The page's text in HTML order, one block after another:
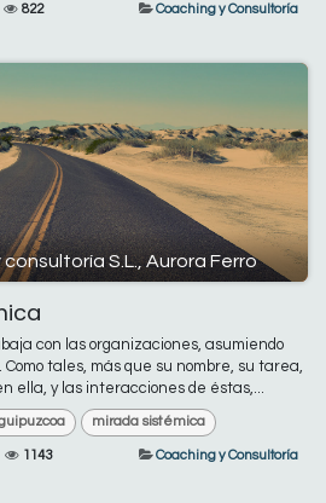
822 Coaching y Consultoría
S.L., Aurora Ferro
con las organizaciones, asumiendo
Como tales, más que su nombre, su tarea,
ella, y las interacciones de éstas,...
mirada sistémica
1143 Coaching y Consultoría